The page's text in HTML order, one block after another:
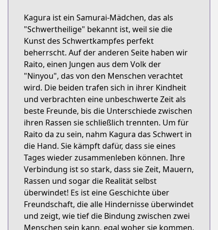
Kagura ist ein Samurai-Mädchen, das als
"Schwertheilige" bekannt ist, weil sie die
Kunst des Schwertkampfes perfekt
beherrscht. Auf der anderen Seite haben wir
Raito, einen Jungen aus dem Volk der
"Ninyou", das von den Menschen verachtet
wird. Die beiden trafen sich in ihrer Kindheit
und verbrachten eine unbeschwerte Zeit als
beste Freunde, bis die Unterschiede zwischen
ihren Rassen sie schließlich trennten. Um für
Raito da zu sein, nahm Kagura das Schwert in
die Hand. Sie kämpft dafür, dass sie eines
Tages wieder zusammenleben können. Ihre
Verbindung ist so stark, dass sie Zeit, Mauern,
Rassen und sogar die Realität selbst
überwindet! Es ist eine Geschichte über
Freundschaft, die alle Hindernisse überwindet
und zeigt, wie tief die Bindung zwischen zwei
Menschen sein kann, egal woher sie kommen.